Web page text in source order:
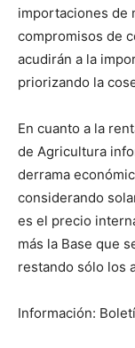
importaciones de
compromisos de
acudirán a la
priorizando la
En cuanto a la
de Agricultura
derrama
considerando
es el precio
más la Base que
restando sólo los
Información: